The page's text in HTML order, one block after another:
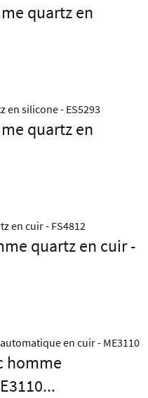
quartz en
quartz en
quartz en cuir -
homme